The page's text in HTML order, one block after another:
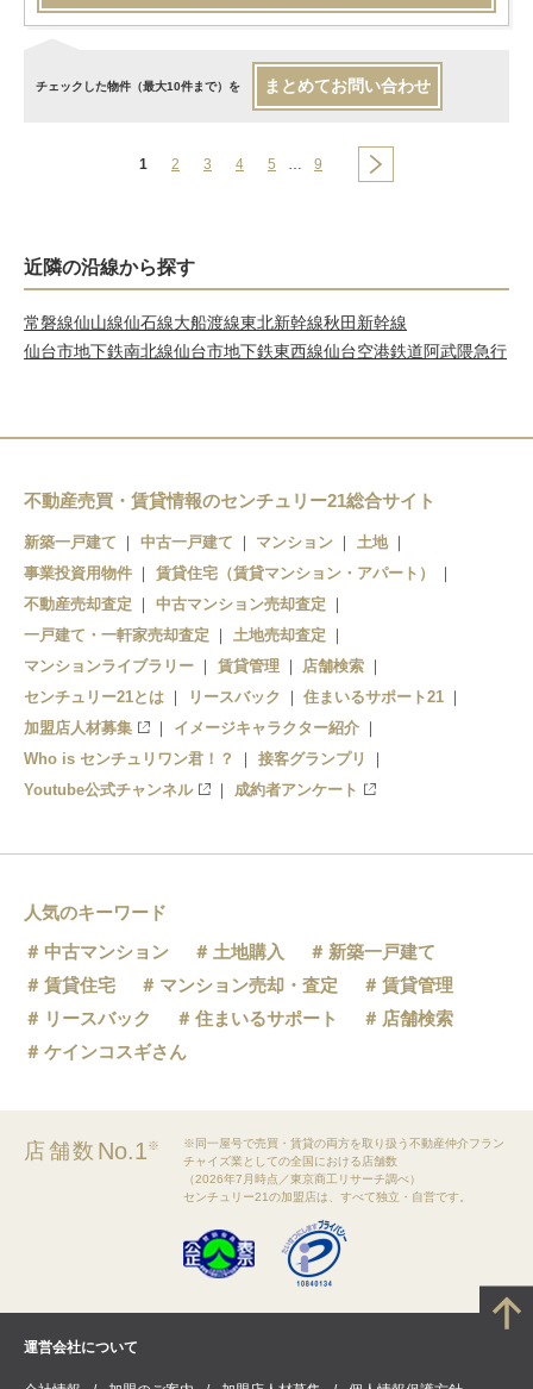
チェックした物件（最大10件まで）を まとめてお問い合わせ
1 2 3 4 5 … 9
近隣の沿線から探す
常磐線仙山線仙石線大船渡線東北新幹線秋田新幹線
仙台市地下鉄南北線仙台市地下鉄東西線仙台空港鉄道阿武隈急行
不動産売買・賃貸情報のセンチュリー21総合サイト
新築一戸建て 中古一戸建て マンション
土地
事業投資用物件
賃貸住宅（賃貸マンション・アパート）
不動産売却査定
中古マンション売却査定
一戸建て・一軒家売却査定
土地売却査定
マンションライブラリー
賃貸管理
店舗検索
センチュリー21とは
リースバック
住まいるサポート21
加盟店人材募集
イメージキャラクター紹介
Who is センチュリワン君！？
接客グランプリ
Youtube公式チャンネル
成約者アンケート
人気のキーワード
中古マンション
土地購入
新築一戸建て
賃貸住宅
マンション売却・査定
賃貸管理
リースバック
住まいるサポート
店舗検索
ケインコスギさん
店舗数 No.1※
※同一屋号で売買・賃貸の両方を取り扱う不動産仲介フラン
チャイズ業としての全国における店舗数
（2026年7月時点／東京商工リサーチ調べ）
センチュリー21の加盟店は、すべて独立・自営です。
運営会社について